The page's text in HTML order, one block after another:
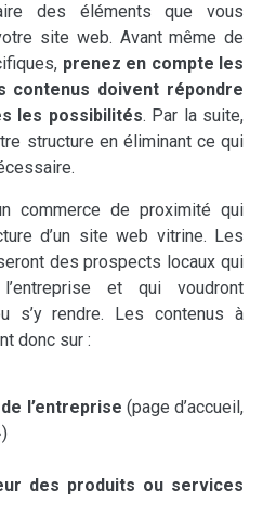
des éléments que vous
site web. Avant même de
prenez en compte les
contenus doivent répondre
les possibilités. Par la suite,
structure en éliminant ce qui
commerce de proximité qui
d’un site web vitrine. Les
des prospects locaux qui
et qui voudront
s’y rendre. Les contenus à
donc sur :
l’entreprise (page d’accueil,
des produits ou services